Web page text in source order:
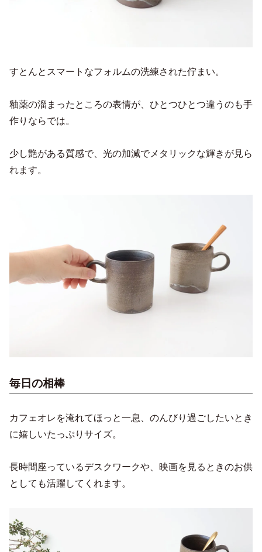
すとんとスマートなフォルムの洗練された佇まい。
釉薬の溜まったところの表情が、ひとつひとつ違うのも手
作りならでは。
少し艶がある質感で、光の加減でメタリックな輝きが見ら
れます。
毎日の相棒
カフェオレを淹れてほっと一息、のんびり過ごしたいとき
に嬉しいたっぷりサイズ。
長時間座っているデスクワークや、映画を見るときのお供
としても活躍してくれます。